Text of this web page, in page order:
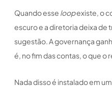
Quando esse loopexiste, o
escuro e a diretoria deixa
sugestão. A governança
é, no fim das contas, o que o
Nada disso é instalado em